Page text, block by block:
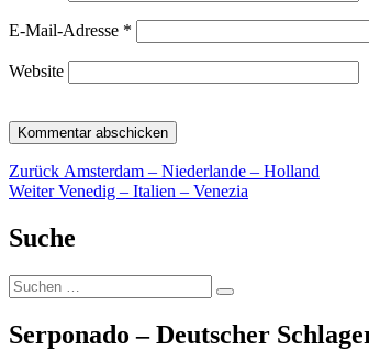
E-Mail-Adresse *
Website
Beitragsnavigation
Zurück Vorheriger
Beitrag:
Amsterdam – Niederlande – Holland
Weiter Nächster
Venedig – Italien – Venezia
Suche
Suche
nach:
Suchen
Serponado – Deutscher